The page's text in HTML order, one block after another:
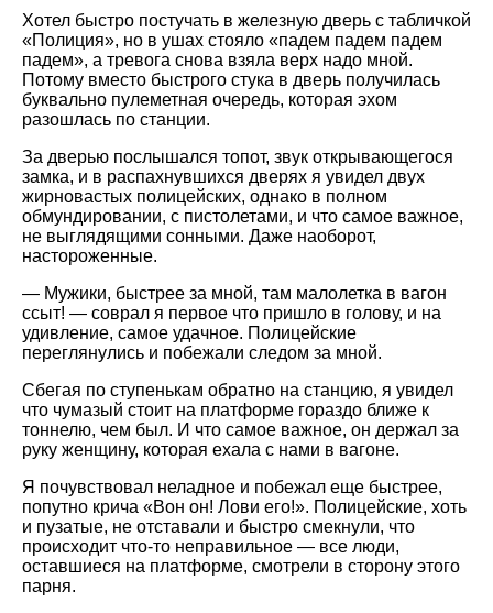
Хотел быстро постучать в железную дверь с табличкой
«Полиция», но в ушах стояло «падем падем падем
падем», а тревога снова взяла верх надо мной.
Потому вместо быстрого стука в дверь получилась
буквально пулеметная очередь, которая эхом
разошлась по станции.
За дверью послышался топот, звук открывающегося
замка, и в распахнувшихся дверях я увидел двух
жирновастых полицейских, однако в полном
обмундировании, с пистолетами, и что самое важное,
не выглядящими сонными. Даже наоборот,
настороженные.
— Мужики, быстрее за мной, там малолетка в вагон
ссыт! — соврал я первое что пришло в голову, и на
удивление, самое удачное. Полицейские
переглянулись и побежали следом за мной.
Сбегая по ступенькам обратно на станцию, я увидел
что чумазый стоит на платформе гораздо ближе к
тоннелю, чем был. И что самое важное, он держал за
руку женщину, которая ехала с нами в вагоне.
Я почувствовал неладное и побежал еще быстрее,
попутно крича «Вон он! Лови его!». Полицейские, хоть
и пузатые, не отставали и быстро смекнули, что
происходит что-то неправильное — все люди,
оставшиеся на платформе, смотрели в сторону этого
парня.